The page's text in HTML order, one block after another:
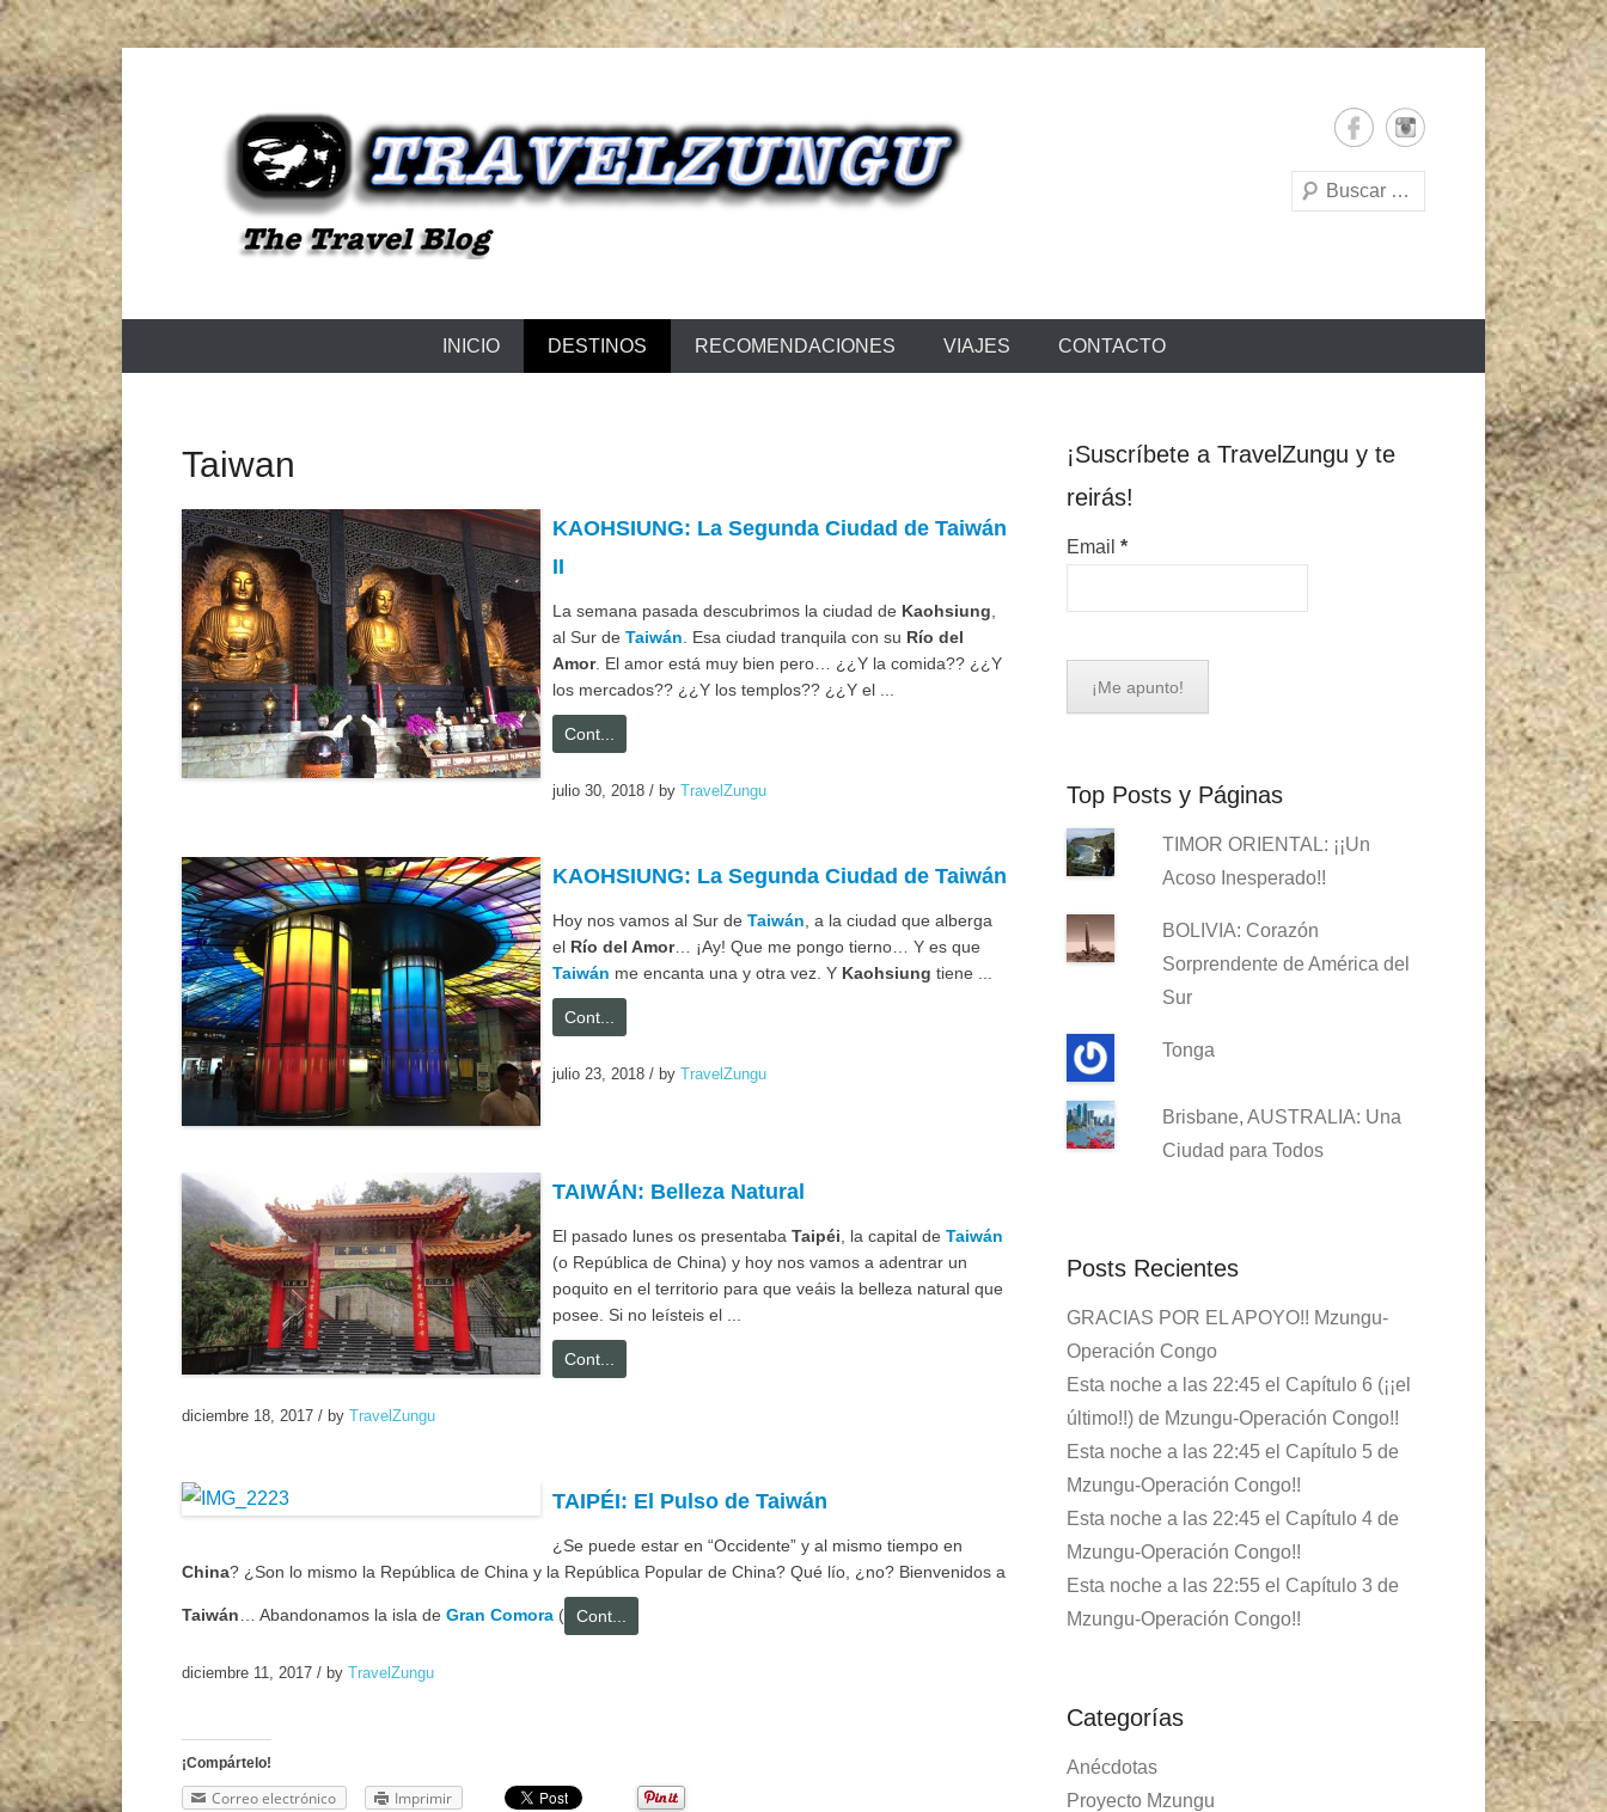
TRAVELZUNGU
Buscar
INICIO DESTINOS RECOMENDACIONES VIAJES CONTACTO
Taiwan
KAOHSIUNG: La Segunda Ciudad de Taiwán
II
La semana pasada descubrimos la ciudad de Kaohsiung
al Sur de Taiwán . Esa ciudad tranquila con su Río del
Amor. El amor está muy bien pero… ¿¿Y la comida?? ¿¿Y
los mercados?? ¿¿Y los templos?? ¿¿Y el ...
Cont...
julio 30, 2018 / by TravelZungu
KAOHSIUNG: La Segunda Ciudad de Taiwán
Hoy nos vamos al Sur de Taiwán , a la ciudad que alberga
el Río del Amor… ¡Ay! Que me pongo tierno… Y es que
Taiwán me encanta una y otra vez. Y Kaohsiung tiene ...
Cont...
julio 23, 2018 / by TravelZungu
TAIWÁN: Belleza Natural
El pasado lunes os presentaba Taipéi , la capital de Taiwán
(o República de China) y hoy nos vamos a adentrar un
poquito en el territorio para que veáis la belleza natural que
posee. Si no leísteis el ...
Cont...
diciembre 18, 2017 / by TravelZungu
TAIPÉI: El Pulso de Taiwán
¿Se puede estar en “Occidente” y al mismo tiempo en
China? ¿Son lo mismo la República de China y la República Popular de China? Qué lío, ¿no? Bienvenidos a
Taiwán … Abandonamos la isla de Gran Comora ( Cont...
diciembre 11, 2017 / by TravelZungu
¡Compártelo!
Correo electrónico Imprimir
¡Suscríbete a TravelZungu y te
reirás!
Email *
Top Posts y Páginas
TIMOR ORIENTAL: ¡¡Un
Acoso Inesperado!!
BOLIVIA: Corazón
Sorprendente de América del
Sur
Tonga
Brisbane, AUSTRALIA: Una
Ciudad para Todos
Posts Recientes
GRACIAS POR EL APOYO!! Mzungu-
Operación Congo
Esta noche a las 22:45 el Capítulo 6 (¡¡el
último!!) de Mzungu-Operación Congo!!
Esta noche a las 22:45 el Capítulo 5 de
Mzungu-Operación Congo!!
Esta noche a las 22:45 el Capítulo 4 de
Mzungu-Operación Congo!!
Esta noche a las 22:55 el Capítulo 3 de
Mzungu-Operación Congo!!
Categorías
Anécdotas
Proyecto Mzungu